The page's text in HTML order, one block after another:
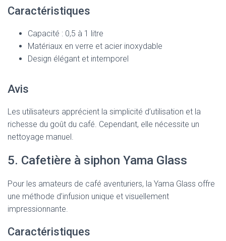
Caractéristiques
Capacité : 0,5 à 1 litre
Matériaux en verre et acier inoxydable
Design élégant et intemporel
Avis
Les utilisateurs apprécient la simplicité d’utilisation et la
richesse du goût du café. Cependant, elle nécessite un
nettoyage manuel.
5. Cafetière à siphon Yama Glass
Pour les amateurs de café aventuriers, la Yama Glass offre
une méthode d’infusion unique et visuellement
impressionnante.
Caractéristiques